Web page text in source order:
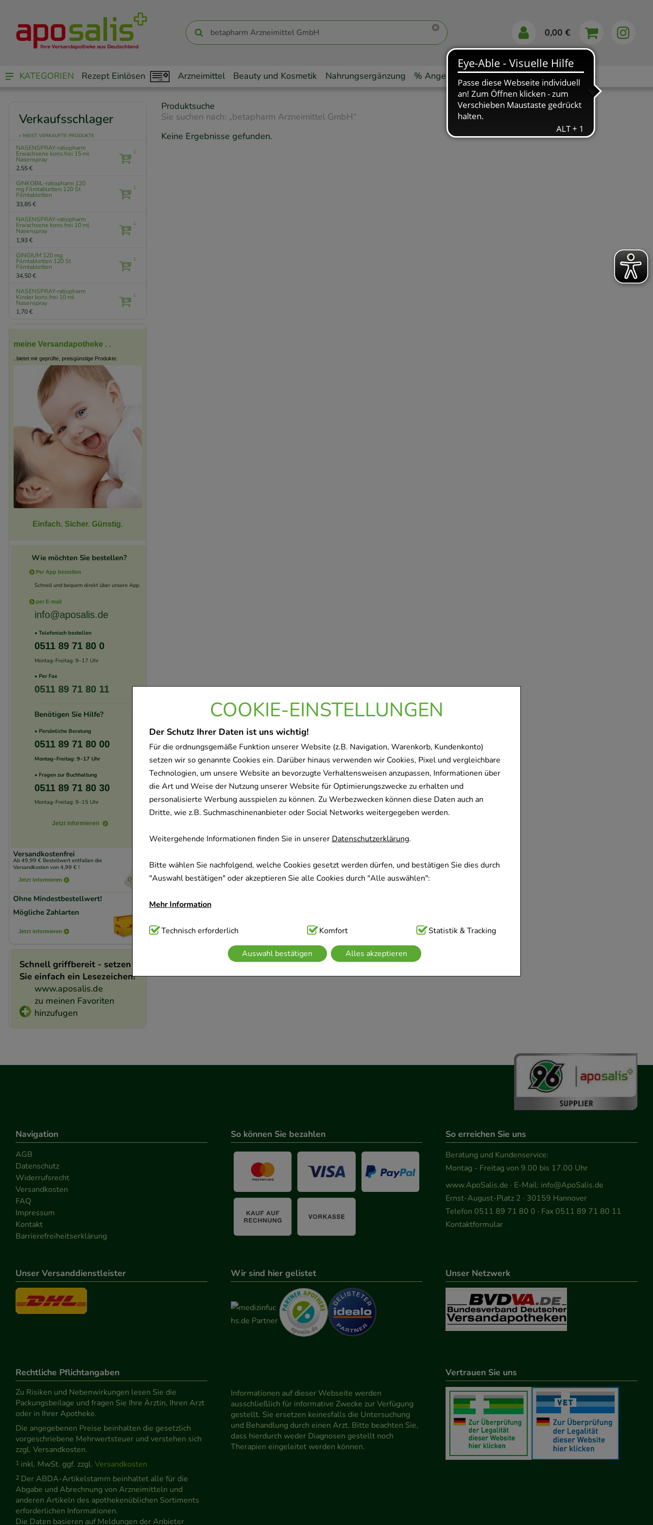
COOKIE-EINSTELLUNGEN
Der Schutz Ihrer Daten ist uns wichtig!
Für die ordnungsgemäße Funktion unserer Website (z.B. Navigation, Warenkorb, Kundenkonto)
setzen wir so genannte Cookies ein. Darüber hinaus verwenden wir Cookies, Pixel und vergleichbare
Technologien, um unsere Website an bevorzugte Verhaltensweisen anzupassen, Informationen über
die Art und Weise der Nutzung unserer Website für Optimierungszwecke zu erhalten und
personalisierte Werbung ausspielen zu können. Zu Werbezwecken können diese Daten auch an
Dritte, wie z.B. Suchmaschinenanbieter oder Social Networks weitergegeben werden.
Weitergehende Informationen finden Sie in unsererDatenschutzerklärung.
Bitte wählen Sie nachfolgend, welche Cookies gesetzt werden dürfen, und bestätigen Sie dies durch
"Auswahl bestätigen" oder akzeptieren Sie alle Cookies durch "Alle auswählen":
Mehr Information
Technisch Notwendig:Hierbei handelt es sich um Cookies, die für die Grundfunktionen unserer
Website notwendig sind (z.B. Navigation, Warenkorb, Kundenkonto), weshalb auf diese nicht
verzichtet werden kann.
Technisch erforderlich Komfort Statistik & Tracking
Auswahl bestätigen Alles akzeptieren
0,00 €
KATEGORIEN Rezept Einlösen Arzneimittel Beauty und Kosmetik Nahrungsergänzung % Angebote Markenshops Ratgeber App
Produktsuche
Sie suchen nach: „betapharm Arzneimittel GmbH“
Keine Ergebnisse gefunden.
Verkaufsschlager
» MEIST VERKAUFTE PRODUKTE
NASENSPRAY-ratiopharm
Erwachsene kons.frei 15 ml
Nasenspray
2,55 €
1
GINKOBIL-ratiopharm 120
mg Filmtabletten 120 St
Filmtabletten
33,85 €
1
NASENSPRAY-ratiopharm
Erwachsene kons.frei 10 ml
Nasenspray
1,93 €
1
GINGIUM 120 mg
Filmtabletten 120 St
Filmtabletten
34,50 €
1
NASENSPRAY-ratiopharm
Kinder kons.frei 10 ml
Nasenspray
1,70 €
1
meine Versandapotheke . .
..bietet mir geprüfte, preisgünstige Produkte.
Einfach. Sicher. Günstig.
Wie möchten Sie bestellen?
Per App bestellen
Schnell und bequem direkt über unsere App.
per E-mail
info@aposalis.de
• Telefonisch bestellen
0511 89 71 80 0
Montag–Freitag: 9–17 Uhr
• Per Fax
0511 89 71 80 11
Benötigen Sie Hilfe?
• Persönliche Beratung
0511 89 71 80 00
Montag–Freitag: 9–17 Uhr
• Fragen zur Buchhaltung
0511 89 71 80 30
Montag–Freitag: 9–15 Uhr
Jetzt informieren
Versandkostenfrei
Ab 49,99 € Bestellwert entfallen die
Versandkosten von 4,99 € !
Jetzt informieren
Ohne Mindestbestellwert!
Mögliche Zahlarten
Jetzt informieren
Schnell griffbereit - setzen
Sie einfach ein Lesezeichen!
www.aposalis.de
zu meinen Favoriten
hinzufugen
Navigation
AGB
Datenschutz
Widerrufsrecht
Versandkosten
FAQ
Impressum
Kontakt
Barrierefreiheitserklärung
So können Sie bezahlen So erreichen Sie uns
Beratung und Kundenservice:
Montag - Freitag von 9.00 bis 17.00 Uhr
www.ApoSalis.de · E-Mail: info@ApoSalis.de
Ernst-August-Platz 2 · 30159 Hannover
Telefon 0511 89 71 80 0 · Fax 0511 89 71 80 11
Kontaktformular
Unser Versanddienstleister Wir sind hier gelistet Unser Netzwerk
Rechtliche Pflichtangaben
Zu Risiken und Nebenwirkungen lesen Sie die
Packungsbeilage und fragen Sie Ihre Ärztin, Ihren Arzt
oder in Ihrer Apotheke.
Die angegebenen Preise beinhalten die gesetzlich
vorgeschriebene Mehrwertsteuer und verstehen sich
zzgl. Versandkosten.
1 inkl. MwSt. ggf. zzgl. Versandkosten
2 Der ABDA-Artikelstamm beinhaltet alle für die
Abgabe und Abrechnung von Arzneimitteln und
anderen Artikeln des apothekenüblichen Sortiments
erforderlichen Informationen.
Die Daten basieren auf Meldungen der Anbieter
Informationen auf dieser Webseite werden
ausschließlich für informative Zwecke zur Verfügung
gestellt. Sie ersetzen keinesfalls die Untersuchung
und Behandlung durch einen Arzt. Bitte beachten Sie,
dass hierdurch weder Diagnosen gestellt noch
Therapien eingeleitet werden können.
Vertrauen Sie uns